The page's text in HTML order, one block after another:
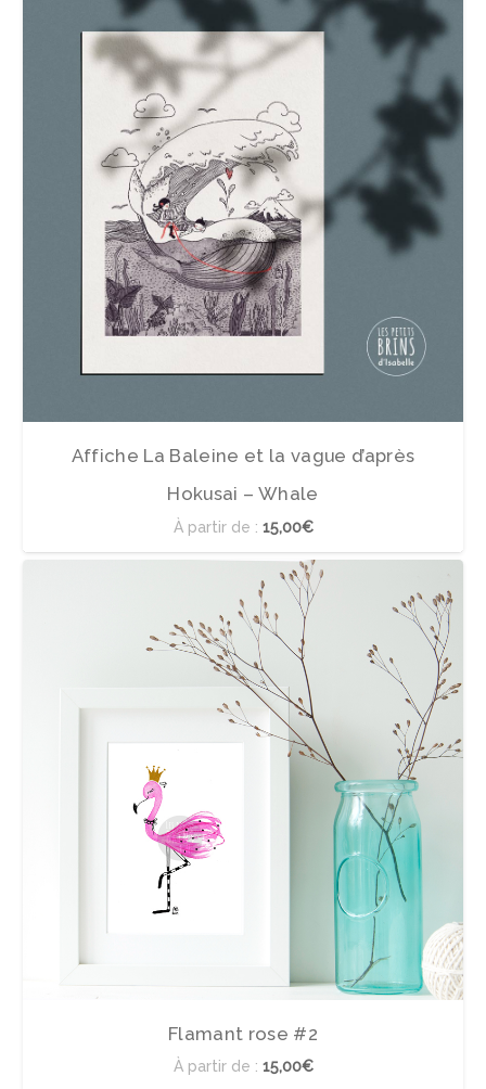
Affiche La Baleine et la vague d’après
Hokusai – Whale
À partir de : 15,00€
Flamant rose #2
À partir de : 15,00€